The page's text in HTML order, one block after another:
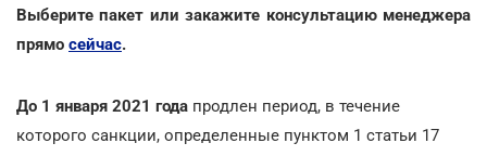
Выберите пакет или закажите консультацию менеджера
прямо сейчас.
До 1 января 2021 года продлен период, в течение
которого санкции, определенные пунктом 1 статьи 17